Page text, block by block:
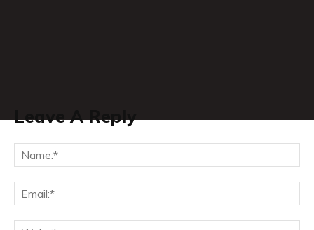
Leave A Reply